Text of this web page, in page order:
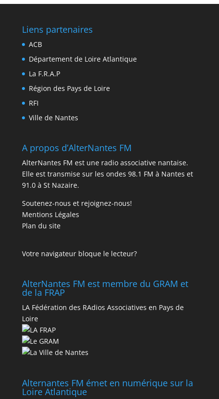
Liens partenaires
ACB
Département de Loire Atlantique
La F.R.A.P
Région des Pays de Loire
RFI
Ville de Nantes
A propos d’AlterNantes FM
AlterNantes FM est une radio associative nantaise.
Elle est transmise sur les ondes 98.1 FM à Nantes et
91.0 à St Nazaire.
Soutenez-nous et rejoignez-nous!
Mentions Légales
Plan du site
Votre navigateur bloque le lecteur?
AlterNantes FM est membre du GRAM et
de la FRAP
LA Fédération des RAdios Associatives en Pays de
Loire
Alternantes FM émet en numérique sur la
Loire Atlantique